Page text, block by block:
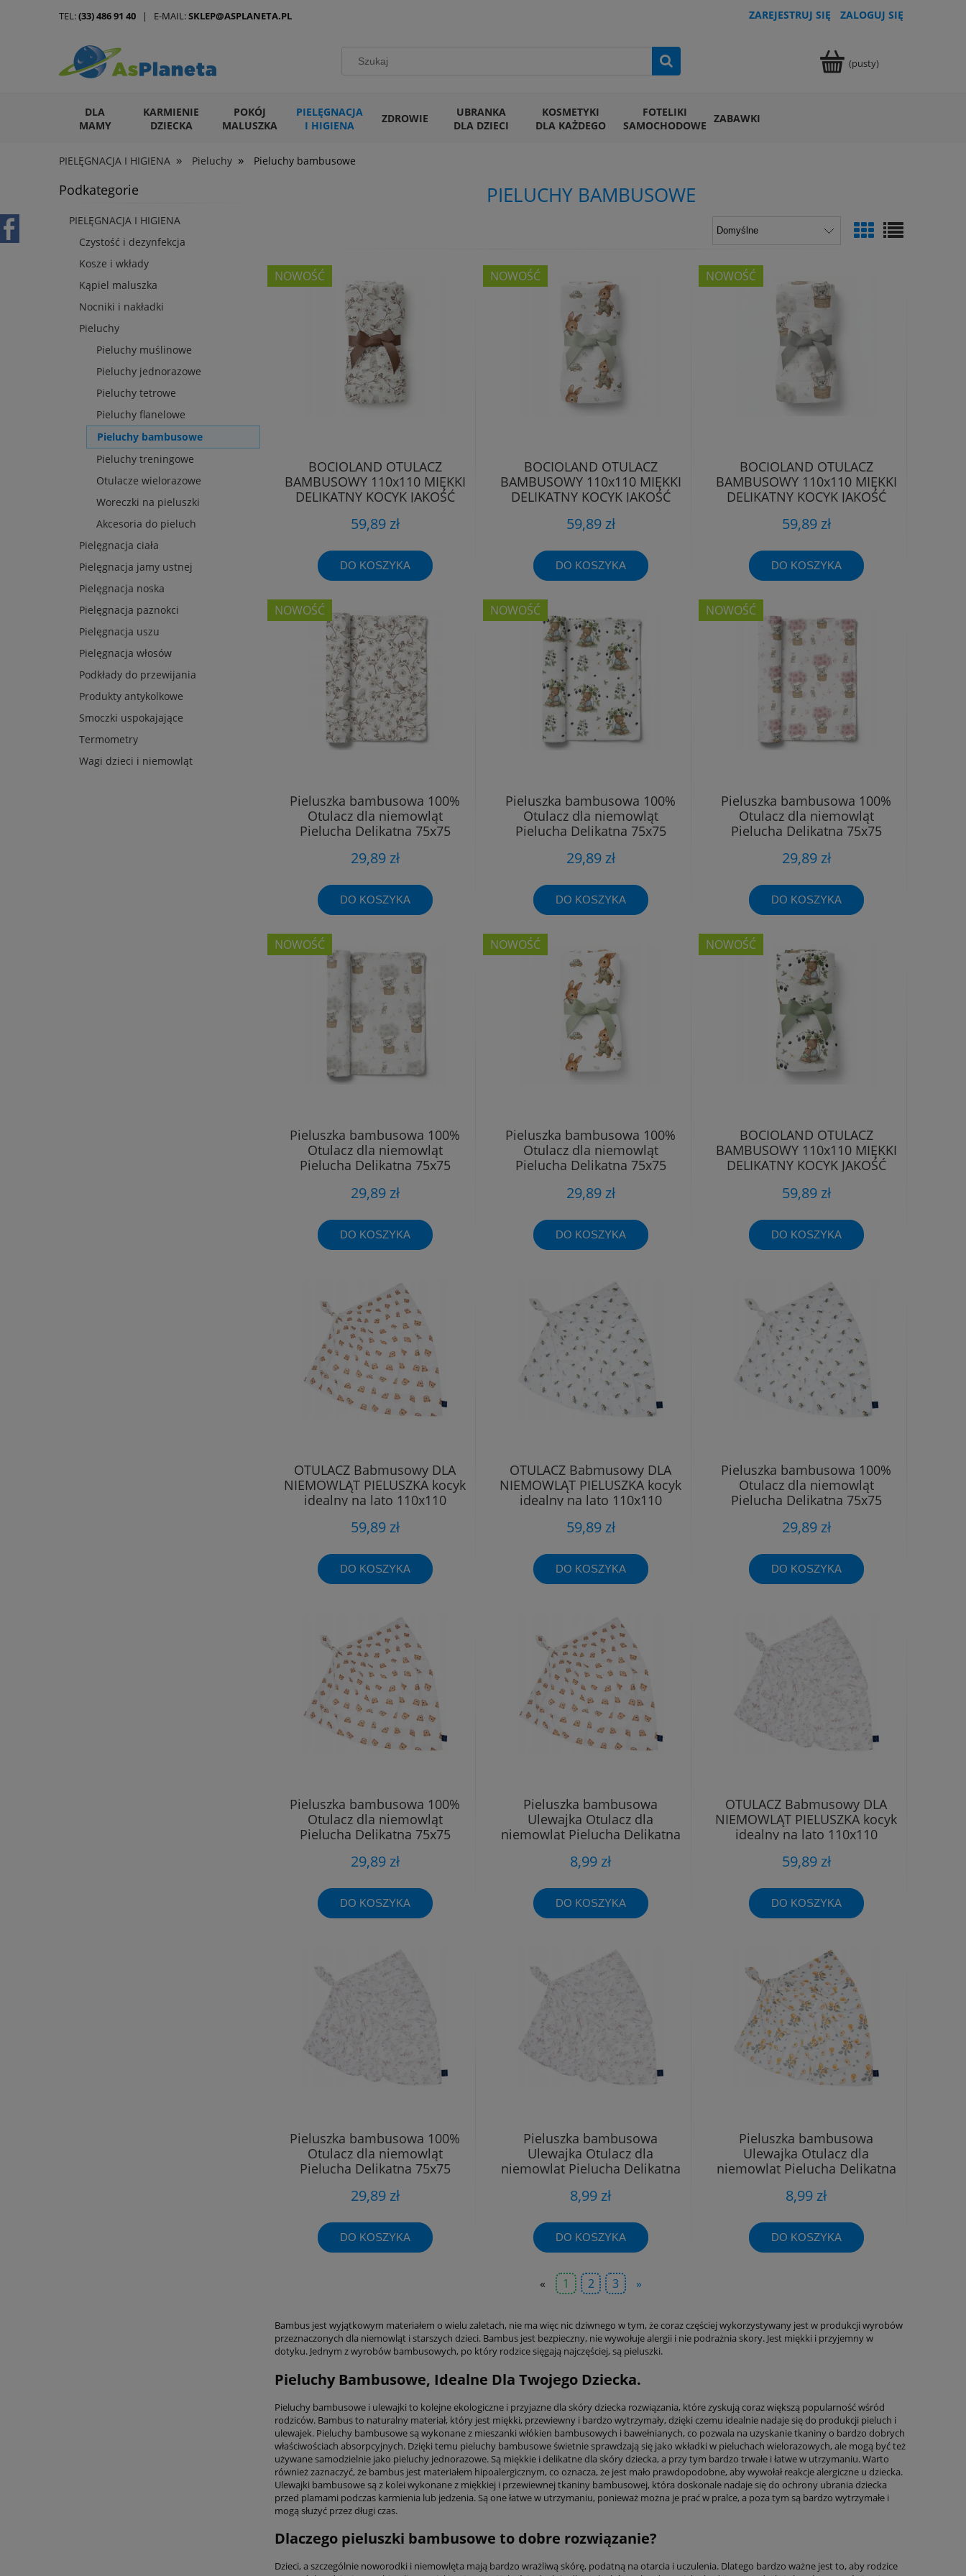
ZAREJESTRUJ SIĘ ZALOGUJ SIĘ
(pusty)
DLA
MAMY
KARMIENIE
DZIECKA
POKÓJ
MALUSZKA
PIELĘGNACJA
I HIGIENA
ZDROWIE
UBRANKA
DLA DZIECI
KOSMETYKI
DLA KAŻDEGO
FOTELIKI
SAMOCHODOWE ZABAWKI
ARTYKUŁY DLA ZWIERZĄT
PIELĘGNACJA I HIGIENA » Pieluchy » Pieluchy bambusowe
TEL:(33) 486 91 40 | E-MAIL:SKLEP@ASPLANETA.PL
Podkategorie
PIELĘGNACJA I HIGIENA
Czystość i dezynfekcja
Kosze i wkłady
Kąpiel maluszka
Nocniki i nakładki
Pieluchy
Pieluchy muślinowe
Pieluchy jednorazowe
Pieluchy tetrowe
Pieluchy flanelowe
Pieluchy bambusowe
Pieluchy treningowe
Otulacze wielorazowe
Woreczki na pieluszki
Akcesoria do pieluch
Pielęgnacja ciała
Pielęgnacja jamy ustnej
Pielęgnacja noska
Pielęgnacja paznokci
Pielęgnacja uszu
Pielęgnacja włosów
Podkłady do przewijania
Produkty antykolkowe
Smoczki uspokajające
Termometry
Wagi dzieci i niemowląt
PIELUCHY BAMBUSOWE
BOCIOLAND OTULACZ
BAMBUSOWY 110x110 MIĘKKI
DELIKATNY KOCYK JAKOŚĆ
59,89 zł
DO KOSZYKA
NOWOŚĆ
BOCIOLAND OTULACZ
BAMBUSOWY 110x110 MIĘKKI
DELIKATNY KOCYK JAKOŚĆ
59,89 zł
DO KOSZYKA
NOWOŚĆ
BOCIOLAND OTULACZ
BAMBUSOWY 110x110 MIĘKKI
DELIKATNY KOCYK JAKOŚĆ
59,89 zł
DO KOSZYKA
NOWOŚĆ
Pieluszka bambusowa 100%
Otulacz dla niemowląt
Pielucha Delikatna 75x75
29,89 zł
DO KOSZYKA
NOWOŚĆ
Pieluszka bambusowa 100%
Otulacz dla niemowląt
Pielucha Delikatna 75x75
29,89 zł
DO KOSZYKA
NOWOŚĆ
Pieluszka bambusowa 100%
Otulacz dla niemowląt
Pielucha Delikatna 75x75
29,89 zł
DO KOSZYKA
NOWOŚĆ
Pieluszka bambusowa 100%
Otulacz dla niemowląt
Pielucha Delikatna 75x75
29,89 zł
DO KOSZYKA
NOWOŚĆ
Pieluszka bambusowa 100%
Otulacz dla niemowląt
Pielucha Delikatna 75x75
29,89 zł
DO KOSZYKA
NOWOŚĆ
BOCIOLAND OTULACZ
BAMBUSOWY 110x110 MIĘKKI
DELIKATNY KOCYK JAKOŚĆ
59,89 zł
DO KOSZYKA
NOWOŚĆ
OTULACZ Babmusowy DLA
NIEMOWLĄT PIELUSZKA kocyk
idealny na lato 110x110
59,89 zł
DO KOSZYKA
OTULACZ Babmusowy DLA
NIEMOWLĄT PIELUSZKA kocyk
idealny na lato 110x110
59,89 zł
DO KOSZYKA
Pieluszka bambusowa 100%
Otulacz dla niemowląt
Pielucha Delikatna 75x75
29,89 zł
DO KOSZYKA
Pieluszka bambusowa 100%
Otulacz dla niemowląt
Pielucha Delikatna 75x75
29,89 zł
DO KOSZYKA
Pieluszka bambusowa
Ulewajka Otulacz dla
niemowląt Pielucha Delikatna
8,99 zł
DO KOSZYKA
OTULACZ Babmusowy DLA
NIEMOWLĄT PIELUSZKA kocyk
idealny na lato 110x110
59,89 zł
DO KOSZYKA
Pieluszka bambusowa 100%
Otulacz dla niemowląt
Pielucha Delikatna 75x75
29,89 zł
DO KOSZYKA
Pieluszka bambusowa
Ulewajka Otulacz dla
niemowląt Pielucha Delikatna
8,99 zł
DO KOSZYKA
Pieluszka bambusowa
Ulewajka Otulacz dla
niemowląt Pielucha Delikatna
8,99 zł
DO KOSZYKA
« 1 2 3 »
Bambus jest wyjątkowym materiałem o wielu zaletach, nie ma więc nic dziwnego w tym, że coraz częściej wykorzystywany jest w produkcji wyrobów
przeznaczonych dla niemowląt i starszych dzieci. Bambus jest bezpieczny, nie wywołuje alergii i nie podrażnia skory. Jest miękki i przyjemny w
dotyku. Jednym z wyrobów bambusowych, po który rodzice sięgają najczęściej, są pieluszki.
Pieluchy Bambusowe, Idealne Dla Twojego Dziecka.
Pieluchy bambusowe i ulewajki to kolejne ekologiczne i przyjazne dla skóry dziecka rozwiązania, które zyskują coraz większą popularność wśród
rodziców. Bambus to naturalny materiał, który jest miękki, przewiewny i bardzo wytrzymały, dzięki czemu idealnie nadaje się do produkcji pieluch i
ulewajek. Pieluchy bambusowe są wykonane z mieszanki włókien bambusowych i bawełnianych, co pozwala na uzyskanie tkaniny o bardzo dobrych
właściwościach absorpcyjnych. Dzięki temu pieluchy bambusowe świetnie sprawdzają się jako wkładki w pieluchach wielorazowych, ale mogą być też
używane samodzielnie jako pieluchy jednorazowe. Są miękkie i delikatne dla skóry dziecka, a przy tym bardzo trwałe i łatwe w utrzymaniu. Warto
również zaznaczyć, że bambus jest materiałem hipoalergicznym, co oznacza, że jest mało prawdopodobne, aby wywołał reakcje alergiczne u dziecka.
Ulewajki bambusowe są z kolei wykonane z miękkiej i przewiewnej tkaniny bambusowej, która doskonale nadaje się do ochrony ubrania dziecka
przed plamami podczas karmienia lub jedzenia. Są one łatwe w utrzymaniu, ponieważ można je prać w pralce, a poza tym są bardzo wytrzymałe i
mogą służyć przez długi czas.
Dlaczego pieluszki bambusowe to dobre rozwiązanie?
Dzieci, a szczególnie noworodki i niemowlęta mają bardzo wrażliwą skórę, podatną na otarcia i uczulenia. Dlatego bardzo ważne jest to, aby rodzice